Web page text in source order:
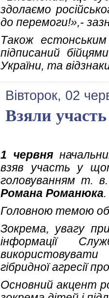
здолаємо
до перемоги!»,-
Також
підписаний
України, та
Вівторок, 02
Взяли
1 червня
взяв участь у
головуванням т. в.
Романа Романюка.
Головною темою
Зокрема, увагу
інформації
гібридної агресії
Основний акцент